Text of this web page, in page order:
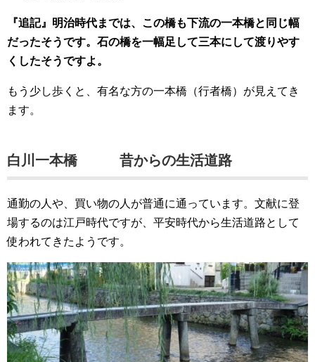
『追記』明治時代までは、この橋も下流の一本橋と同じ幅
だったそうです。石の橋を一幅足して三本にして渡りやす
くしたそうですよ。
もう少し歩くと、有名な方の一本橋（行者橋）が見えてき
ます。
白川一本橋 昔からの生活道路
通勤の人や、買い物の人が普通に通っています。文献に登
場するのは江戸時代ですが、平安時代から生活道路として
使われてきたようです。